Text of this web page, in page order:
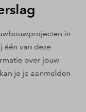
in
één van deze
over jouw
je je aanmelden